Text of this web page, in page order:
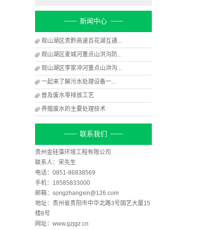
新闻中心
观山湖区贵黔高速百花湖互通...
观山湖区麦城河重点山洪沟防...
观山湖区李家冲河重点山洪沟...
​一起来了解污水处理设备一...
​普及废水零排放工艺
养殖废水的主要处理技术
联系我们
贵州金硅藻环境工程有限公司
联系人：宋先生
电话：0851-86838569
手机：18585833000
邮箱：songzhangxin@126.com
地址：贵州省贵阳市中华北路3号国艺大厦15
楼8号
网址：www.gzjgz.cn